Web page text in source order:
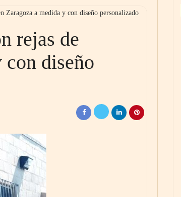
a medida y con diseño personalizado
rejas de
diseño